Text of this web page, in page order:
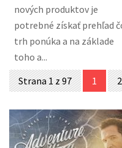
nových produktov je
potrebné získať prehľad
trh ponúka a na základe
toho a...
Posts
navigation
Strana 1 z 97 1 2